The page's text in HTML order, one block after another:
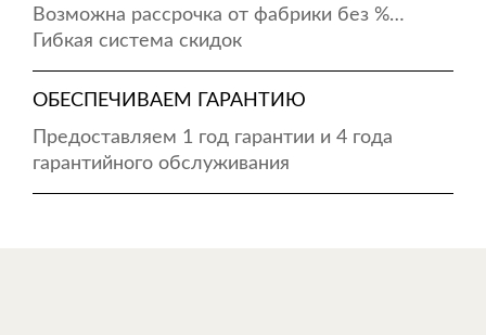
Возможна рассрочка от фабрики без %…
Гибкая система скидок
ОБЕСПЕЧИВАЕМ ГАРАНТИЮ
Предоставляем 1 год гарантии и 4 года
гарантийного обслуживания